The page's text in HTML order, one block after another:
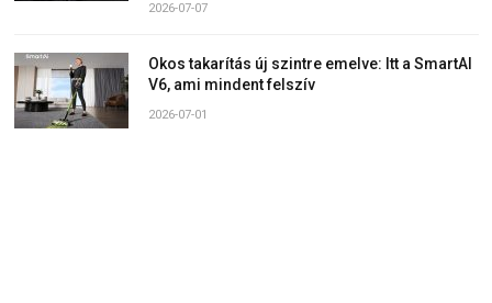
2026-07-07
Okos takarítás új szintre emelve: Itt a SmartAI
V6, ami mindent felszív
2026-07-01